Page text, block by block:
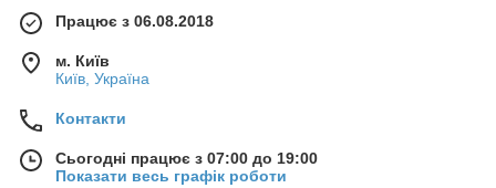
Працює з 06.08.2018
м. Київ
Київ, Україна
Контакти
Сьогодні працює з 07:00 до 19:00
Показати весь графік роботи